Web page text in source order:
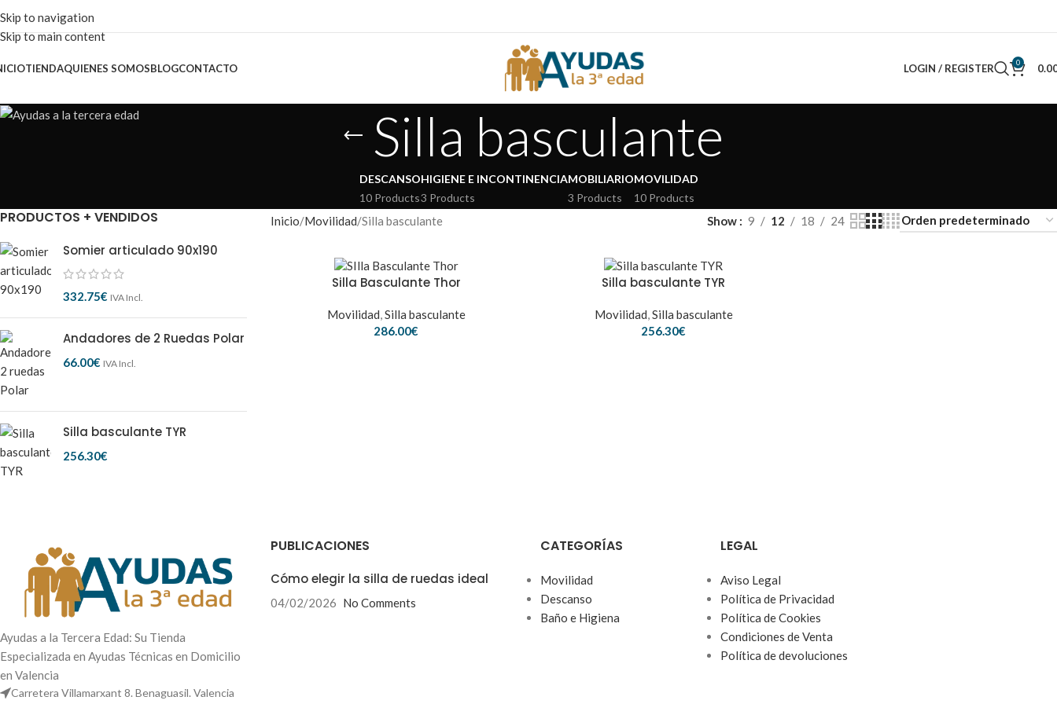
Skip to navigation
Skip to main content
TIENDAQUIENES SOMOSBLOGCONTACTO LOGIN / REGISTER 0
Silla basculante
DESCANSO
10 Products
HIGIENE E INCONTINENCIA
3 Products
MOBILIARIO
3 Products
MOVILIDAD
10 Products
PRODUCTOS + VENDIDOS
Somier articulado 90x190
332.75€ IVA Incl.
Andadores de 2 Ruedas Polar
66.00€ IVA Incl.
Silla basculante TYR
256.30€
Inicio Movilidad Silla basculante Show 9 12 18 24
Silla Basculante Thor
Movilidad,Silla basculante
286.00€
Silla basculante TYR
Movilidad,Silla basculante
256.30€
Ayudas a la Tercera Edad: Su Tienda
Especializada en Ayudas Técnicas en Domicilio
en Valencia
Carretera Villamarxant 8. Benaguasil. Valencia
PUBLICACIONES
Cómo elegir la silla de ruedas ideal
04/02/2026 No Comments
CATEGORÍAS
Movilidad
Descanso
Baño e Higiena
LEGAL
Aviso Legal
Política de Privacidad
Política de Cookies
Condiciones de Venta
Política de devoluciones